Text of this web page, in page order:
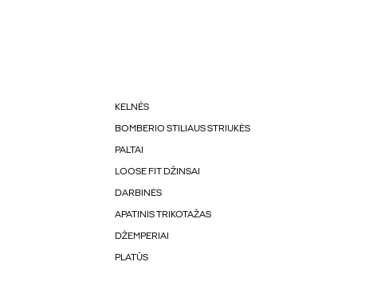
KELNÉS
BOMBERIO STILIAUS STRIUKĖS
PALTAI
LOOSE FIT DŽINSAI
DARBINĖS
APATINIS TRIKOTAŽAS
DŽEMPERIAI
PLATŪS